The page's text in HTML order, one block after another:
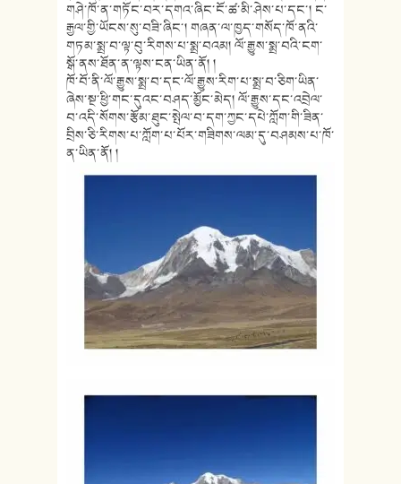
གཤེ་ཁོ་ན་གཏོང་བར་དགའ་ཞིང་ངོ་ཚ་མི་ཤེས་པ་དང་། ང་
རྒྱལ་གྱི་ཡོངས་སུ་བཟི་ཞིང་། གཞན་ལ་ཁྱད་གསོད་ཁོ་ནའི་
གཏམ་སྨྲ་བ་ལྟ་བུ་རིགས་པ་སྨྲ་བའམ། ལོ་རྒྱུས་སྨྲ་བའི་ངག་
སྒོ་ནས་ཐོན་ན་ལྟས་ངན་ཡིན་ནོ། །
ཁོ་བོ་ནི་ལོ་རྒྱུས་སྨྲ་བ་དང་ལོ་རྒྱུས་རིག་པ་སྨྲ་བ་ཅིག་ཡིན་
ཞེས་སྔ་ཕྱི་གང་དུའང་བཤད་མྱོང་མེད། ལོ་རྒྱུས་དང་འབྲེལ་
བ་འདི་སོགས་རྩོམ་ཐུང་སྤེལ་བ་དག་ཀྱང་དཔེ་ཀློག་གི་ཟིན་
བྲིས་ཅི་རིགས་པ་ཀློག་པ་པོར་གཟིགས་ལམ་དུ་བཤམས་པ་ཁོ་
ན་ཡིན་ནོ། །